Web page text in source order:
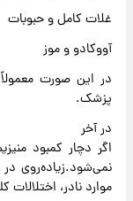
غلات کامل و حبوبات
آووکادو و موز
در این صورت معمولاً
پزشک.
در آخر
اگر دچار کمبود
نمی‌شود.زیاده‌روی در
موارد نادر، اختلالات